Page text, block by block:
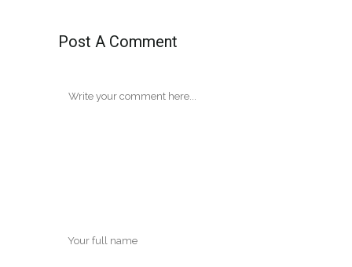
Post A Comment